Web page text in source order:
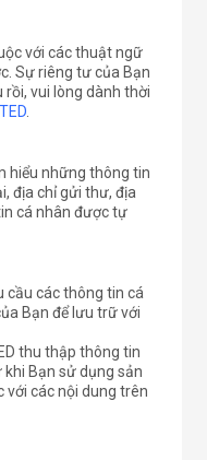
với các thuật ngữ
Sự riêng tư của Bạn
rồi, vui lòng dành thời
hiểu những thông tin
địa chỉ gửi thư, địa
cá nhân được tự
cầu các thông tin cá
Bạn để lưu trữ với
thu thập thông tin
Bạn sử dụng sản
với các nội dung trên